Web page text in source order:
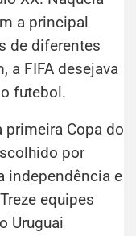
a principal
de diferentes
a FIFA desejava
futebol.
Copa do
por
independência e
equipes
Uruguai